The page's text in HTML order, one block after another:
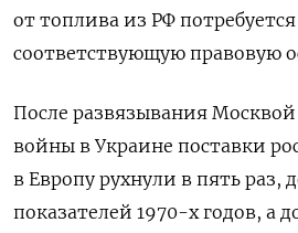
от топлива из РФ потребуется
соответствующую правовую
После развязывания
войны в Украине поставки
в Европу рухнули в пять раз,
показателей 1970-х годов, а